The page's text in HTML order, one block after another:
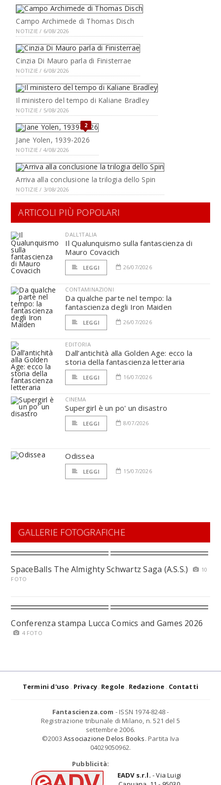
Campo Archimede di Thomas Disch
NOTIZIE / 6/08/2026
Cinzia Di Mauro parla di Finisterrae
NOTIZIE / 6/08/2026
Il ministero del tempo di Kaliane Bradley
NOTIZIE / 5/08/2026
2
Jane Yolen, 1939-2026
NOTIZIE / 4/08/2026
Arriva alla conclusione la trilogia dello Spin
NOTIZIE / 3/08/2026
ARTICOLI PIÙ POPOLARI
DALL'ITALIA
Il Qualunquismo sulla fantascienza di
Mauro Covacich
LEGGI 26/07/2026
CONTAMINAZIONI
Da qualche parte nel tempo: la
fantascienza degli Iron Maiden
LEGGI 26/07/2026
EDITORIA
Dall’antichità alla Golden Age: ecco la
storia della fantascienza letteraria
LEGGI 16/07/2026
CINEMA
Supergirl è un po' un disastro
LEGGI 8/07/2026
Odissea
LEGGI 15/07/2026
GALLERIE FOTOGRAFICHE
SpaceBalls The Almighty Schwartz Saga (A.S.S.)
10
FOTO
Conferenza stampa Lucca Comics and Games 2026
4 FOTO
Termini d'uso Privacy Regole Redazione Contatti
Fantascienza.com - ISSN 1974-8248 -
Registrazione tribunale di Milano, n. 521 del 5
settembre 2006.
©2003 Associazione Delos Books. Partita Iva
04029050962.
Pubblicità:
EADV s.r.l. - Via Luigi